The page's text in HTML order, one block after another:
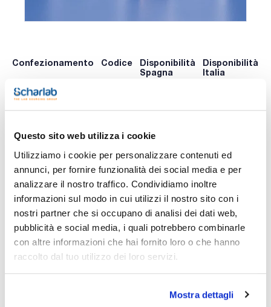
Questo sito web utilizza i cookie
Utilizziamo i cookie per personalizzare contenuti ed
annunci, per fornire funzionalità dei social media e per
analizzare il nostro traffico. Condividiamo inoltre
informazioni sul modo in cui utilizzi il nostro sito con i
nostri partner che si occupano di analisi dei dati web,
pubblicità e social media, i quali potrebbero combinarle
con altre informazioni che hai fornito loro o che hanno
raccolto dal tuo utilizzo dei loro servizi.
Mostra dettagli
Confezionamento Codice
Disponibilità
Spagna
Disponibilità
Italia
x u.
ns.uffici
Stampa pagina prodotto
Caratteristiche
Capacity (ml) : 25
Subdivision (ml) : 1
Tolerance (%) : ±10
External diameter (mm) : 34
Height (mm) : 49
Pack (u.) : 1
Questi beaker graduati sono in polipropilene termoresistente
ad alta trasparenza, hanno un'eccellente resistenza chimica
oltre a una graduazione permanente in rilievo.
autoclavabili a 121 °C per 20 minuti e resistono fino a
Vedi di più